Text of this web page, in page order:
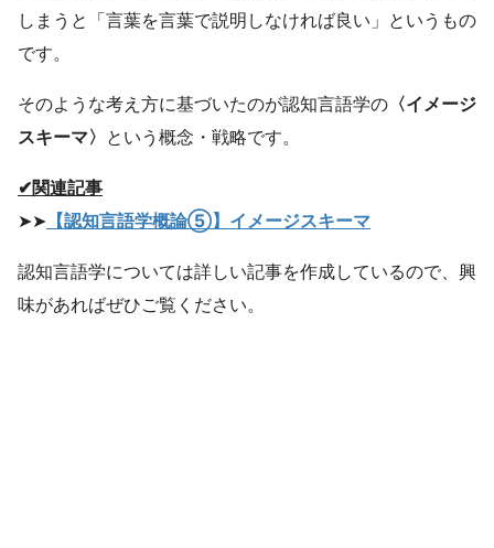
しまうと「言葉を言葉で説明しなければ良い」というもの
です。
そのような考え方に基づいたのが認知言語学の 〈イメージ
スキーマ〉 という概念・戦略です。
✔関連記事
➤➤ 【認知言語学概論⑤】イメージスキーマ
認知言語学については詳しい記事を作成しているので、興
味があればぜひご覧ください。